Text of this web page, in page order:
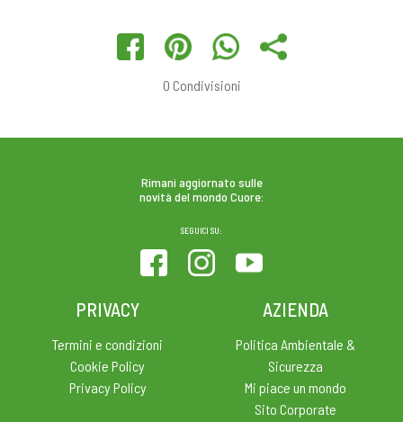
0 Condivisioni
Rimani aggiornato sulle
novità del mondo Cuore:
SEGUICI SU:
PRIVACY
Termini e condizioni
Cookie Policy
Privacy Policy
AZIENDA
Politica Ambientale &
Sicurezza
Mi piace un mondo
Sito Corporate